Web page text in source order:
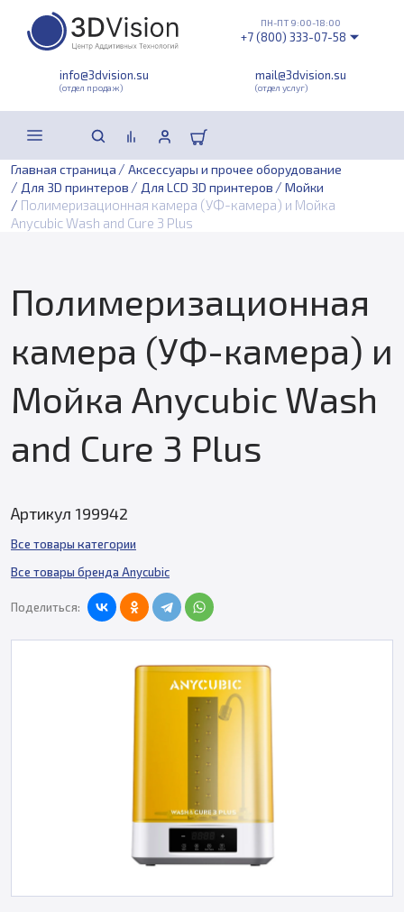
info@3dvision.su
(отдел продаж)
mail@3dvision.su
(отдел услуг)
ПН-ПТ 9:00-18:00
+7 (800) 333-07-58
Главная страница / Аксессуары и прочее оборудование
/ Для 3D принтеров / Для LCD 3D принтеров / Мойки
/ Полимеризационная камера (УФ-камера) и Мойка
Anycubic Wash and Cure 3 Plus
Полимеризационная
камера (УФ-камера) и
Мойка Anycubic Wash
and Cure 3 Plus
Артикул 199942
Все товары категории
Все товары бренда Anycubic
Поделиться: